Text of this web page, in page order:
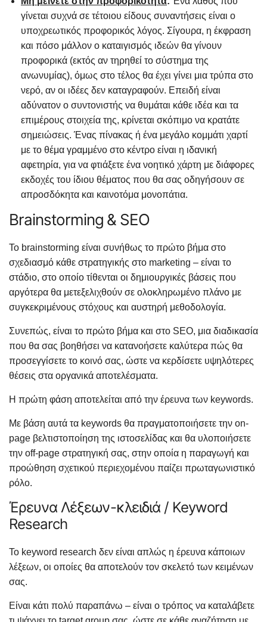
γίνεται συχνά σε τέτοιου είδους συναντήσεις είναι ο
υποχρεωτικός προφορικός λόγος. Σίγουρα, η έκφραση
και πόσο μάλλον ο καταιγισμός ιδεών θα γίνουν
προφορικά (εκτός αν τηρηθεί το σύστημα της
ανωνυμίας), όμως στο τέλος θα έχει γίνει μια τρύπα στο
νερό, αν οι ιδέες δεν καταγραφούν. Επειδή είναι
αδύνατον ο συντονιστής να θυμάται κάθε ιδέα και τα
επιμέρους στοιχεία της, κρίνεται σκόπιμο να κρατάτε
σημειώσεις. Ένας πίνακας ή ένα μεγάλο κομμάτι χαρτί
με το θέμα γραμμένο στο κέντρο είναι η ιδανική
αφετηρία, για να φτιάξετε ένα νοητικό χάρτη με διάφορες
εκδοχές του ίδιου θέματος που θα σας οδηγήσουν σε
απροσδόκητα και καινοτόμα μονοπάτια.
Brainstorming & SEO
Το brainstorming είναι συνήθως το πρώτο βήμα στο
σχεδιασμό κάθε στρατηγικής στο marketing – είναι το
στάδιο, στο οποίο τίθενται οι δημιουργικές βάσεις που
αργότερα θα μετεξελιχθούν σε ολοκληρωμένο πλάνο με
συγκεκριμένους στόχους και αυστηρή μεθοδολογία.
Συνεπώς, είναι το πρώτο βήμα και στο SEO, μια διαδικασία
που θα σας βοηθήσει να κατανοήσετε καλύτερα πώς θα
προσεγγίσετε το κοινό σας, ώστε να κερδίσετε υψηλότερες
θέσεις στα οργανικά αποτελέσματα.
Η πρώτη φάση αποτελείται από την έρευνα των keywords.
Με βάση αυτά τα keywords θα πραγματοποιήσετε την on-
page βελτιστοποίηση της ιστοσελίδας και θα υλοποιήσετε
την off-page στρατηγική σας, στην οποία η παραγωγή και
προώθηση σχετικού περιεχομένου παίζει πρωταγωνιστικό
ρόλο.
Έρευνα Λέξεων-κλειδιά / Keyword
Research
Το keyword research δεν είναι απλώς η έρευνα κάποιων
λέξεων, οι οποίες θα αποτελούν τον σκελετό των κειμένων
σας.
Είναι κάτι πολύ παραπάνω – είναι ο τρόπος να καταλάβετε